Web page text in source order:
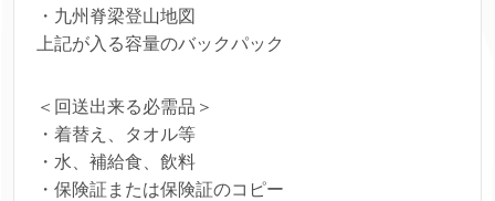
・九州脊梁登山地図
上記が入る容量のバックパック
＜回送出来る必需品＞
・着替え、タオル等
・水、補給食、飲料
・保険証または保険証のコピー